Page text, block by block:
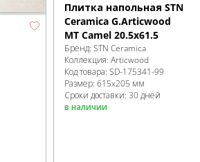
Плитка напольная STN
Ceramica G.Articwood
MT Camel 20.5x61.5
Бренд: STN Ceramica
Коллекция: Articwood
Код товара: SD-175341-99
Размер: 615x205 мм
Сроки доставки: 30 дней
в наличии